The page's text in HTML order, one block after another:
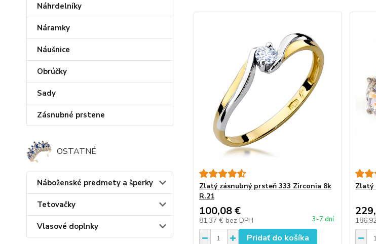
Náhrdelníky
Náramky
Náušnice
Obrúčky
Sady
Zásnubné prstene
OSTATNÉ
Náboženské predmety a šperky
Tetovačky
Vlasové doplnky
Zlatý zásnubný prsteň 333 Zirconia 8k
R.21
100,08 €
81,37 € bez DPH 3-7 dní
Pridať do košíka
Zlatý